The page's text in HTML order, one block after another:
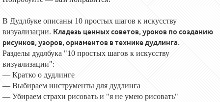
В Дудлбуке описаны 10 простых шагов к искусству
визуализации. Кладезь ценных советов, уроков по созданию
рисунков, узоров, орнаментов в технике дудлинга.
Разделы дудлбука "10 простых шагов к искусству
визуализации":
— Кратко о дудлинге
— Выбираем инструменты для дудлинга
— Убираем страхи рисовать и "я не умею рисовать"